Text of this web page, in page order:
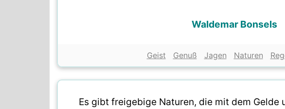
Waldemar Bonsels
Geist Genuß Jagen Naturen
Es gibt freigebige Naturen, die mit dem Gelde